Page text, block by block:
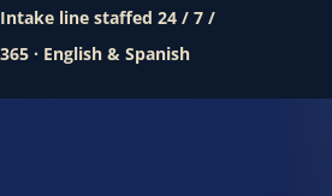
Intake line staffed 24 / 7 /
365 · English & Spanish